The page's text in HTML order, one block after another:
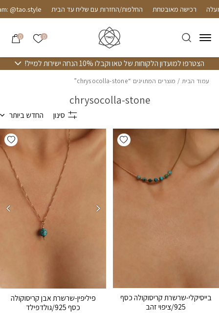
Skip to Contentרכישה מאובטחת החלפות/החזרות עם שליח עד הבית @tao.style
0 הרשימה
0
הצטרפו למועדון הלקוחות של טאו וקבלו 10% הנחה ישירות למייל!
עמוד הבית / מוצרים המתויגים “chrysocolla-stone”
chrysocolla-stone
סינון החדש ביותר
Add wishlist
בייסיקלי-שרשרת קריסוקולה כסף
925/ציפוי זהב
פיליפין-שרשרת אבן קריסוקולה
כסף 925/גולדפילד
בחזרה למעלה